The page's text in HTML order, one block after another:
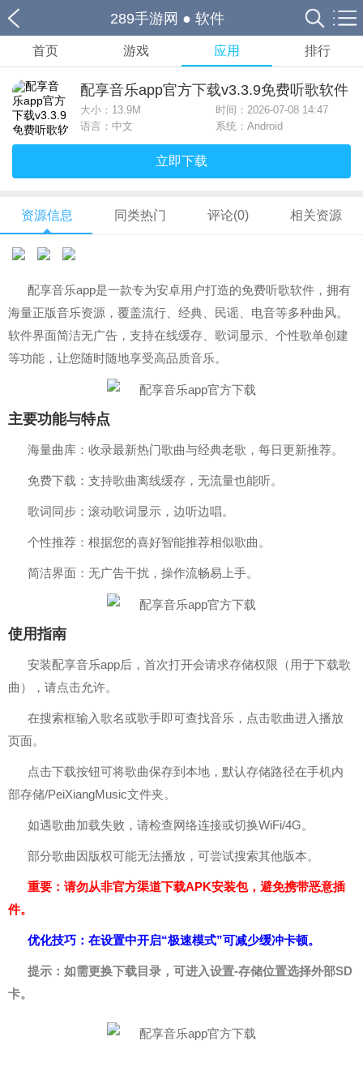
289手游网 ● 软件
首页 游戏 应用 排行
配享音乐app官方下载v3.3.9免费听歌软件
大小： 13.9M
时间：2026-07-08 14:47
语言：中文
系统：Android
立即下载
资源信息 同类热门 评论(0) 相关资源
配享音乐app是一款专为安卓用户打造的免费听歌软件，拥有
海量正版音乐资源，覆盖流行、经典、民谣、电音等多种曲风。
软件界面简洁无广告，支持在线缓存、歌词显示、个性歌单创建
等功能，让您随时随地享受高品质音乐。
主要功能与特点
海量曲库：收录最新热门歌曲与经典老歌，每日更新推荐。
免费下载：支持歌曲离线缓存，无流量也能听。
歌词同步：滚动歌词显示，边听边唱。
个性推荐：根据您的喜好智能推荐相似歌曲。
简洁界面：无广告干扰，操作流畅易上手。
使用指南
安装配享音乐app后，首次打开会请求存储权限（用于下载歌
曲），请点击允许。
在搜索框输入歌名或歌手即可查找音乐，点击歌曲进入播放
页面。
点击下载按钮可将歌曲保存到本地，默认存储路径在手机内
部存储/PeiXiangMusic文件夹。
如遇歌曲加载失败，请检查网络连接或切换WiFi/4G。
部分歌曲因版权可能无法播放，可尝试搜索其他版本。
重要：请勿从非官方渠道下载APK安装包，避免携带恶意插
件。
优化技巧：在设置中开启“极速模式”可减少缓冲卡顿。
提示：如需更换下载目录，可进入设置-存储位置选择外部SD
卡。